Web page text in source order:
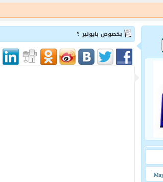
بخصوص بايونير ؟